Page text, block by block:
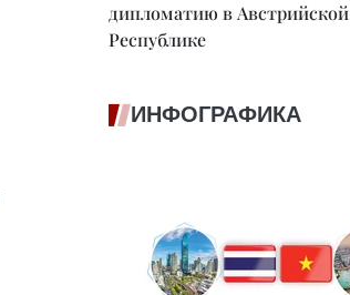
дипломатию в Австрийской
Республике
ИНФОГРАФИКА